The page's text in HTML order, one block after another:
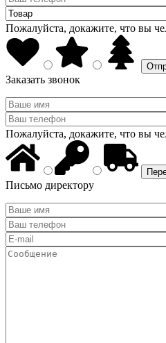
Пожалуйста, докажите, что вы
Заказать звонок
Пожалуйста, докажите, что вы
Письмо директору